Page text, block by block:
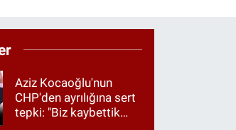
Aziz Kocaoğlu'nun
CHP'den ayrılığına sert
tepki: "Biz kaybettik